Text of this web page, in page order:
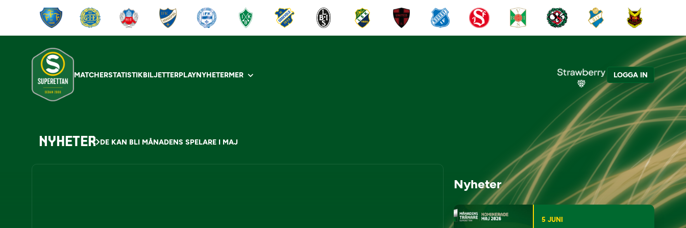
MATCHERSTATISTIKBILJETTERPLAYNYHETERMER LOGGA IN
NYHETER DE KAN BLI MÅNADENS SPELARE I MAJ
Nyheter
5 JUNI